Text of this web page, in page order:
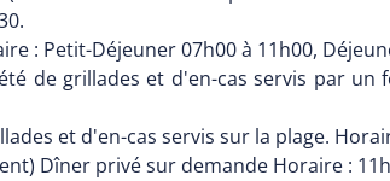
: Petit-Déjeuner 07h00 à 11h00,
de grillades et d'en-cas servis par
et d'en-cas servis sur la plage.
Dîner privé sur demande Horaire :